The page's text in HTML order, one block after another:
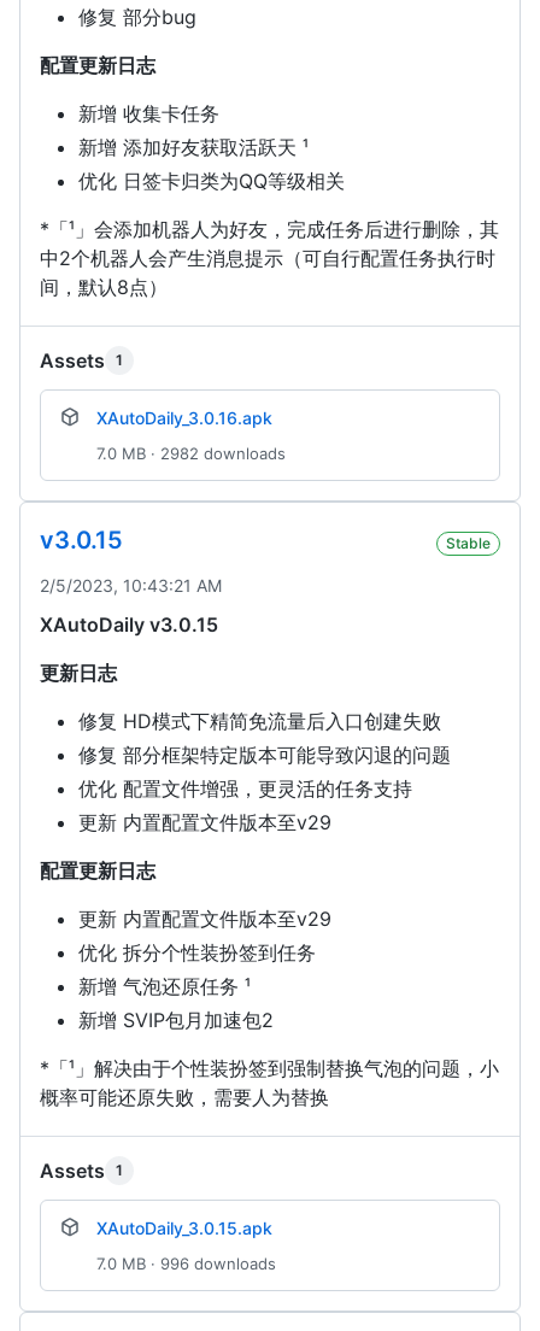
修复 部分bug
配置更新日志
新增 收集卡任务
新增 添加好友获取活跃天 ¹
优化 日签卡归类为QQ等级相关
*「¹」会添加机器人为好友，完成任务后进行删除，其
中2个机器人会产生消息提示（可自行配置任务执行时
间，默认8点）
Assets 1
XAutoDaily_3.0.16.apk
7.0 MB · 2982 downloads
v3.0.15 Stable
2/5/2023, 10:43:21 AM
XAutoDaily v3.0.15
更新日志
修复 HD模式下精简免流量后入口创建失败
修复 部分框架特定版本可能导致闪退的问题
优化 配置文件增强，更灵活的任务支持
更新 内置配置文件版本至v29
配置更新日志
更新 内置配置文件版本至v29
优化 拆分个性装扮签到任务
新增 气泡还原任务 ¹
新增 SVIP包月加速包2
*「¹」解决由于个性装扮签到强制替换气泡的问题，小
概率可能还原失败，需要人为替换
Assets 1
XAutoDaily_3.0.15.apk
7.0 MB · 996 downloads